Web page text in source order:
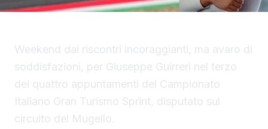
Weekend dai riscontri incoraggianti, ma avaro di
soddisfazioni, per Giuseppe Guirreri nel terzo
dei quattro appuntamenti del Campionato
Italiano Gran Turismo Sprint, disputato sul
circuito del Mugello.